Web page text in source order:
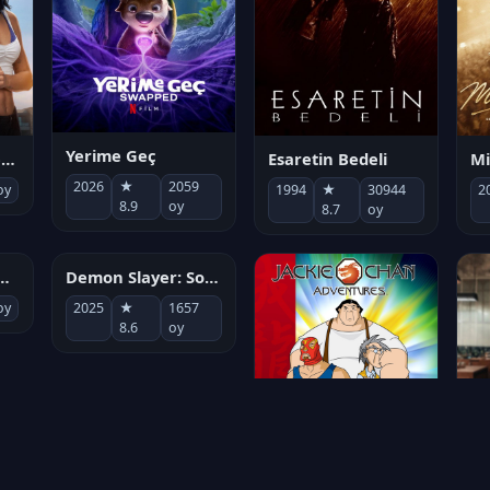
Socias por accidente Yerime Geç
2026
★
8.9
2059
oy
Esaretin Bedeli
1994
★
8.7
30944
oy
Demon Slayer: Sonsuzluk Kalesi
2025
★
8.6
1657
oy